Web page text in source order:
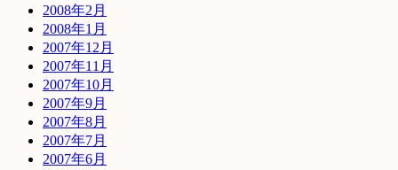
2008年2月
2008年1月
2007年12月
2007年11月
2007年10月
2007年9月
2007年8月
2007年7月
2007年6月